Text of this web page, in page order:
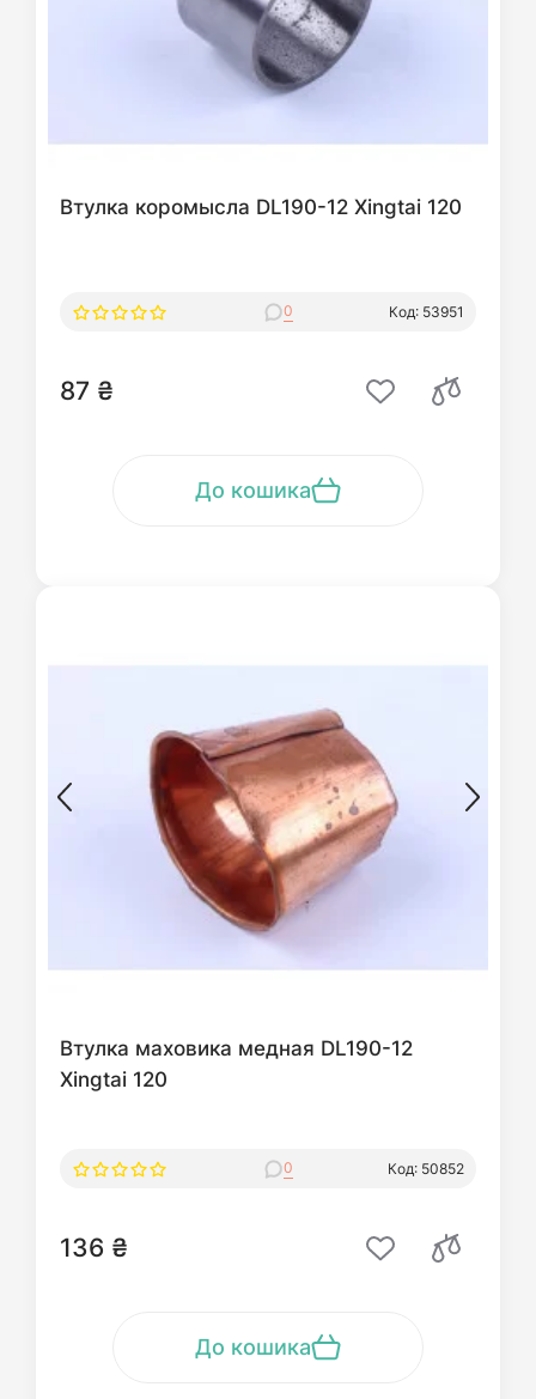
Втулка коромысла DL190-12 Xingtai 120
0 Код: 53951
87 ₴
До кошика
Втулка маховика медная DL190-12
Xingtai 120
0 Код: 50852
136 ₴
До кошика